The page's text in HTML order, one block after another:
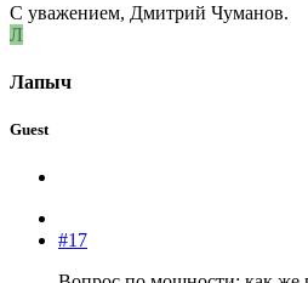
С уважением, Дмитрий Чуманов.
Л
Лапыч
Guest
#17